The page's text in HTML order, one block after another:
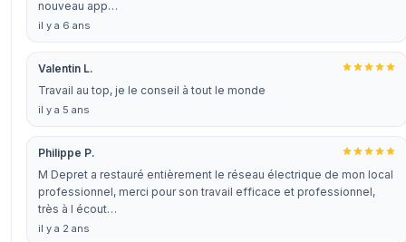
nouveau app…
il y a 6 ans
Valentin L.
Travail au top, je le conseil à tout le monde
il y a 5 ans
Philippe P.
M Depret a restauré entièrement le réseau électrique de mon local
professionnel, merci pour son travail efficace et professionnel,
très à l écout…
il y a 2 ans